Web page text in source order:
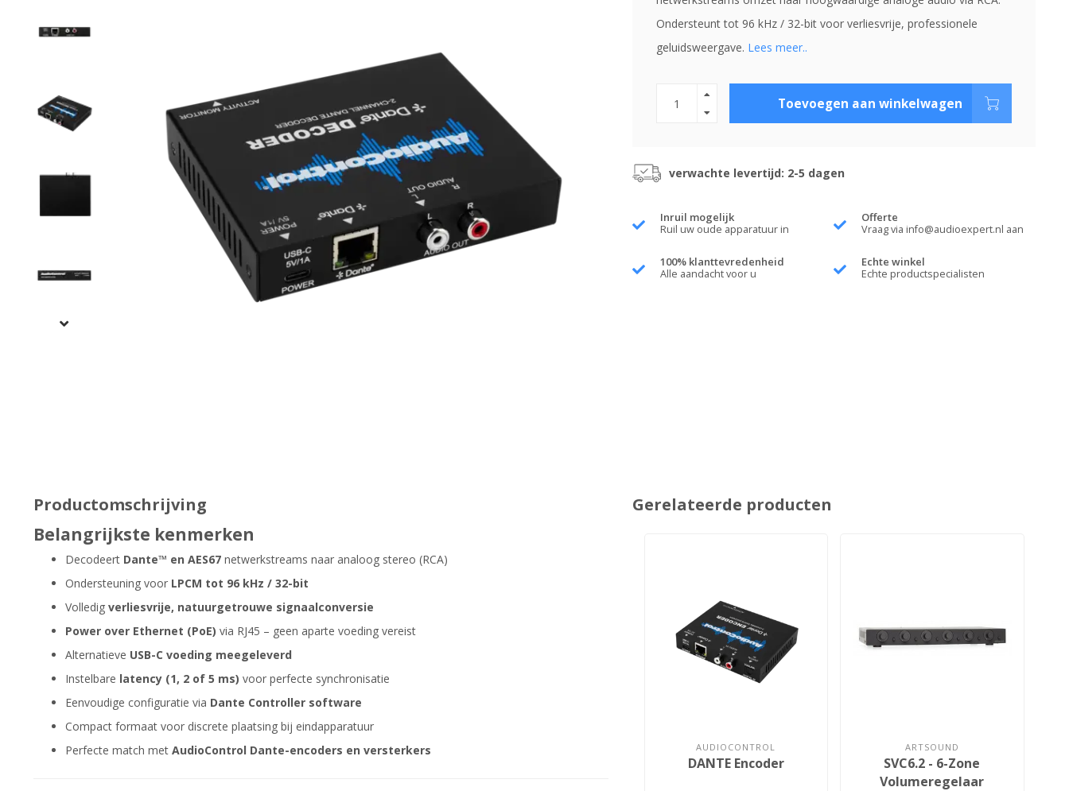
Ondersteunt tot 96 kHz / 32-bit voor verliesvrije, professionele
geluidsweergave. Lees meer..
Toevoegen aan winkelwagen
verwachte levertijd: 2-5 dagen
Inruil mogelijk
Ruil uw oude apparatuur in
Offerte
Vraag via info@audioexpert.nl aan
100% klanttevredenheid
Alle aandacht voor u
Echte winkel
Echte productspecialisten
Productomschrijving
Belangrijkste kenmerken
Decodeert Dante™ en AES67 netwerkstreams naar analoog stereo (RCA)
Ondersteuning voor LPCM tot 96 kHz / 32-bit
Volledig verliesvrije, natuurgetrouwe signaalconversie
Power over Ethernet (PoE) via RJ45 – geen aparte voeding vereist
Alternatieve USB-C voeding meegeleverd
Instelbare latency (1, 2 of 5 ms) voor perfecte synchronisatie
Eenvoudige configuratie via Dante Controller software
Compact formaat voor discrete plaatsing bij eindapparatuur
Perfecte match met AudioControl Dante-encoders en versterkers
Gerelateerde producten
AUDIOCONTROL
DANTE Encoder
ARTSOUND
SVC6.2 - 6-Zone
Volumeregelaar